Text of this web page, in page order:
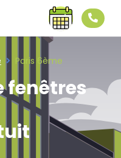
Paris 6ème
fenêtres